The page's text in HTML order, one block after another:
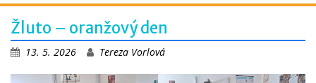
Žluto – oranžový den
13. 5. 2026 Tereza Vorlová